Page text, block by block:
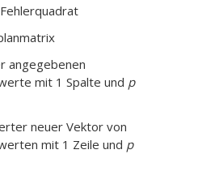
angegebenen
mit 1 Spalte und p
neuer Vektor von
mit 1 Zeile und p